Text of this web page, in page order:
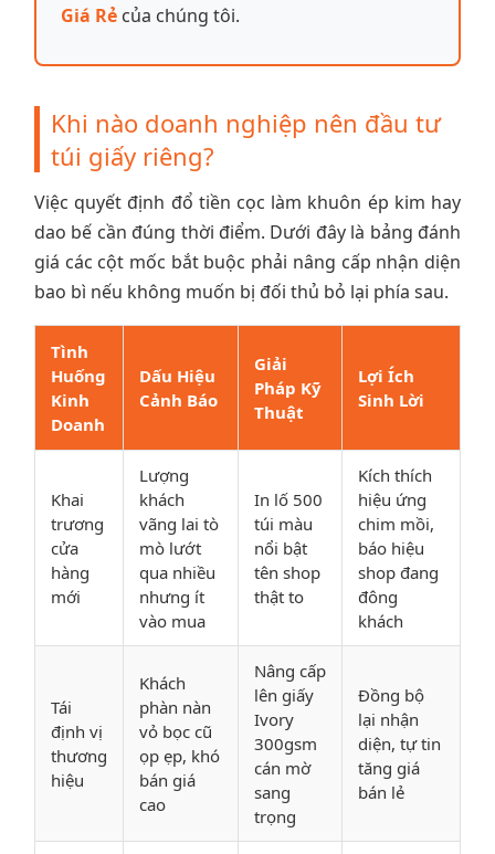
Giá Rẻ của chúng tôi.
Khi nào doanh nghiệp nên đầu tư
túi giấy riêng?
Việc quyết định đổ tiền cọc làm khuôn ép kim hay
dao bế cần đúng thời điểm. Dưới đây là bảng đánh
giá các cột mốc bắt buộc phải nâng cấp nhận diện
bao bì nếu không muốn bị đối thủ bỏ lại phía sau.
Tình
Huống
Kinh
Doanh
Dấu Hiệu
Cảnh Báo
Giải
Pháp Kỹ
Thuật
Lợi Ích
Sinh Lời
Khai
trương
cửa
hàng
mới
Lượng
khách
vãng lai tò
mò lướt
qua nhiều
nhưng ít
vào mua
In lố 500
túi màu
nổi bật
tên shop
thật to
Kích thích
hiệu ứng
chim mồi,
báo hiệu
shop đang
đông
khách
Tái
định vị
thương
hiệu
Khách
phàn nàn
vỏ bọc cũ
ọp ẹp, khó
bán giá
cao
Nâng cấp
lên giấy
Ivory
300gsm
cán mờ
sang
trọng
Đồng bộ
lại nhận
diện, tự tin
tăng giá
bán lẻ